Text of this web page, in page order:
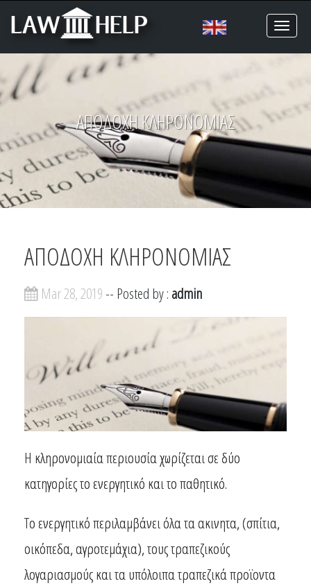
Toggle
ΑΠΟΔΟΧΗ ΚΛΗΡΟΝΟΜΙΑΣ
ΑΠΟΔΟΧΗ ΚΛΗΡΟΝΟΜΙΑΣ
Mar 28, 2019 -- Posted by : admin
Η κληρονομιαία περιουσία χωρίζεται σε δύο
κατηγορίες το ενεργητικό και το παθητικό.
Το ενεργητικό περιλαμβάνει όλα τα ακινητα, (σπίτια,
οικόπεδα, αγροτεμάχια), τους τραπεζικούς
λογαριασμούς και τα υπόλοιπα τραπεζικά προϊοντα